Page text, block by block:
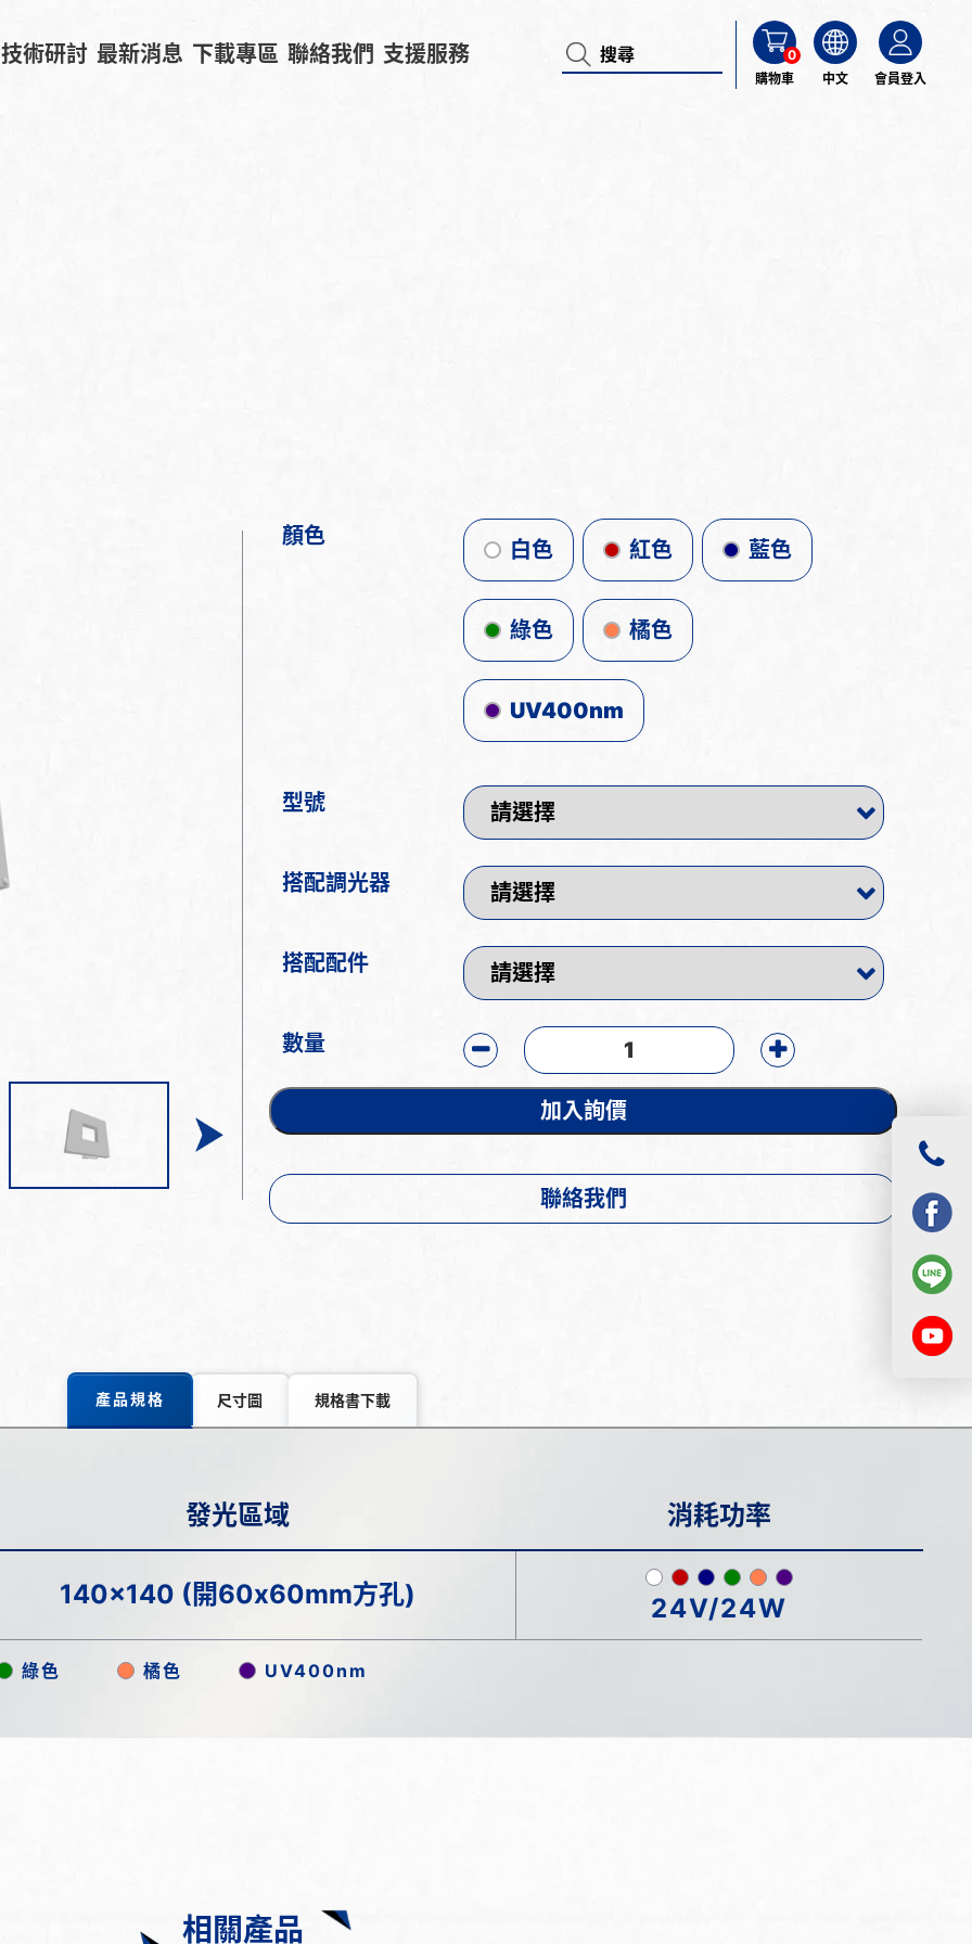
技術研討 最新消息 下載專區 聯絡我們 支援服務
0
購物車
中文 會員登入
顏色
白色 紅色 藍色
綠色 橘色
UV400nm
型號
搭配調光器
搭配配件
數量
加入詢價
聯絡我們
產品規格 尺寸圖 規格書下載
發光區域 消耗功率
140x140 (開60x60mm方孔) 24V/24W
綠色 橘色 UV400nm
相關產品